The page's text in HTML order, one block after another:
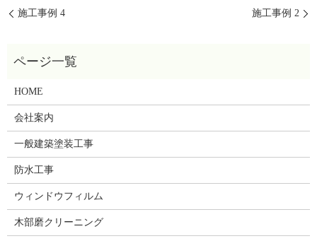
施工事例 4 施工事例 2
HOME
会社案内
一般建築塗装工事
防水工事
ウィンドウフィルム
木部磨クリーニング